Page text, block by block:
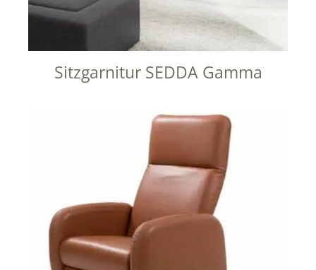
Sitzgarnitur SEDDA Gamma